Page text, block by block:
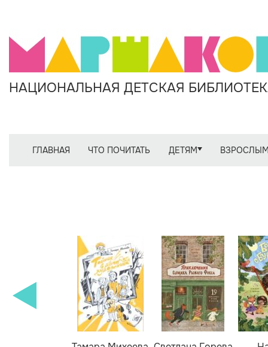
НАЦИОНАЛЬНАЯ ДЕТСКАЯ
ГЛАВНАЯ ЧТО ПОЧИТАТЬ ДЕТЯМ